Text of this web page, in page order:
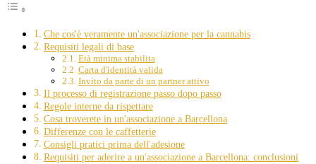
Che cos'è veramente un'associazione per la cannabis
Requisiti legali di base
Età minima stabilita
Carta d'identità valida
Invito da parte di un partner attivo
Il processo di registrazione passo dopo passo
Regole interne da rispettare
Cosa troverete in un'associazione a Barcellona
Differenze con le caffetterie
Consigli pratici prima dell'adesione
Requisiti per aderire a un'associazione a Barcellona: conclusioni